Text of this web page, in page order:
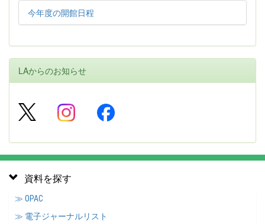
今年度の開館日程
LAからのお知らせ
資料を探す
≫ OPAC
≫ 電子ジャーナルリスト